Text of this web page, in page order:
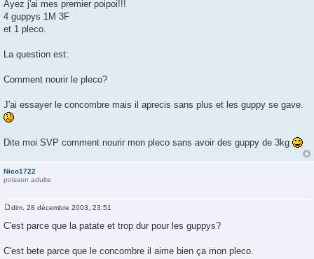
s
s
a
g
Ayez j'ai mes premier poipoi!!!
4 guppys 1M 3F
et 1 pleco.
La question est:
Comment nourir le pleco?
J'ai essayer le concombre mais il aprecis sans plus et les guppy se gave.
Dite moi SVP comment nourir mon pleco sans avoir des guppy de 3kg
Nico1722
poisson adulte
s
g
dim. 28 décembre 2003, 23:51
C'est parce que la patate et trop dur pour les guppys?
C'est bete parce que le concombre il aime bien ça mon pleco.